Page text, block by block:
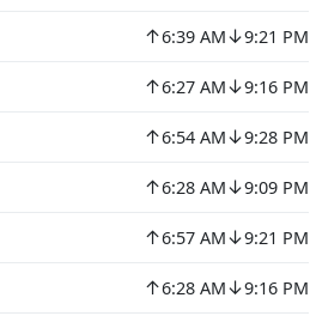
↑6:39 AM↓9:21 PM
↑6:27 AM↓9:16 PM
↑6:54 AM↓9:28 PM
↑6:28 AM↓9:09 PM
↑6:57 AM↓9:21 PM
↑6:28 AM↓9:16 PM